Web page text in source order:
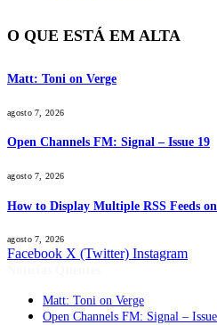
O QUE ESTÁ EM ALTA
Matt: Toni on Verge
agosto 7, 2026
Open Channels FM: Signal – Issue 19
agosto 7, 2026
How to Display Multiple RSS Feeds
agosto 7, 2026
Facebook X (Twitter) Instagram
Matt: Toni on Verge
Open Channels FM: Signal –